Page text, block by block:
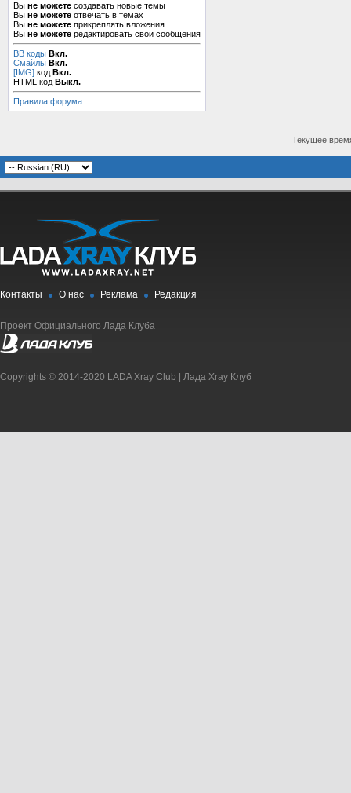
Вы не можете создавать новые темы
Вы не можете отвечать в темах
Вы не можете прикреплять вложения
Вы не можете редактировать свои сообщения
BB коды Вкл.
Смайлы Вкл.
[IMG] код Вкл.
HTML код Выкл.
Правила форума
Текущее
Контакты О нас Реклама Редакция
Проект Официального Лада Клуба
Copyrights © 2014-2020 LADA Xray Club | Лада Xray Клуб